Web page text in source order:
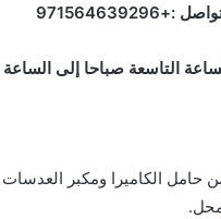
التاسعة صباحا إلى
حامل الكاميرا ومكبر